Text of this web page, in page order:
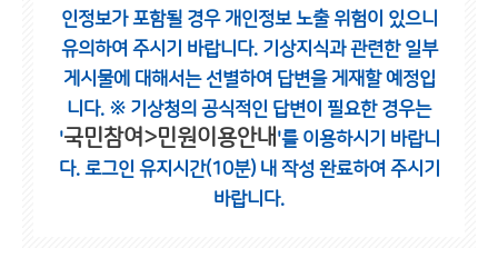
인정보가 포함될 경우 개인정보 노출 위험이 있으니
유의하여 주시기 바랍니다. 기상지식과 관련한 일부
게시물에 대해서는 선별하여 답변을 게재할 예정입
니다. ※ 기상청의 공식적인 답변이 필요한 경우는
'국민참여>민원이용안내 '를 이용하시기 바랍니
다. 로그인 유지시간(10분) 내 작성 완료하여 주시기
바랍니다.